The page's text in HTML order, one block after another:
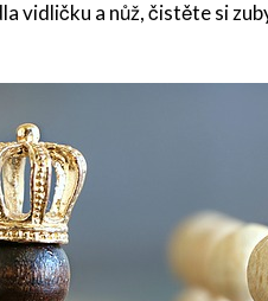
vidličku a nůž, čistěte si